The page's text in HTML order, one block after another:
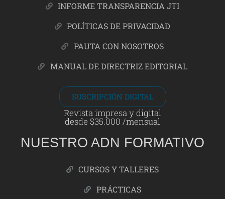
INFORME TRANSPARENCIA JTI
POLÍTICAS DE PRIVACIDAD
PAUTA CON NOSOTROS
MANUAL DE DIRECTRIZ EDITORIAL
SUSCRIPCIÓN DIGITAL
Revista impresa y digital
desde $35.000 /mensual
NUESTRO ADN FORMATIVO
CURSOS Y TALLERES
PRÁCTICAS